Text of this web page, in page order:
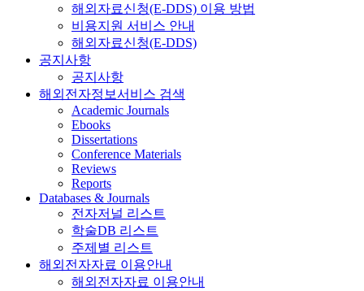
해외자료신청(E-DDS) 이용 방법
비용지원 서비스 안내
해외자료신청(E-DDS)
공지사항
공지사항
해외전자정보서비스 검색
Academic Journals
Ebooks
Dissertations
Conference Materials
Reviews
Reports
Databases & Journals
전자저널 리스트
학술DB 리스트
주제별 리스트
해외전자자료 이용안내
해외전자자료 이용안내